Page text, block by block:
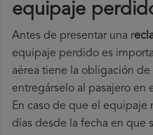
equipaje
Antes de presentar una r
equipaje perdido es
aérea tiene la obligación
entregárselo al pasajero
En caso de que el equipaje
días desde la fecha en que